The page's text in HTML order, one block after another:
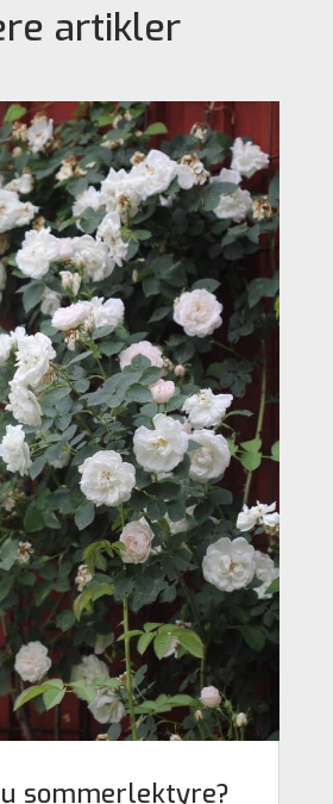
artikler
sommerlektyre?